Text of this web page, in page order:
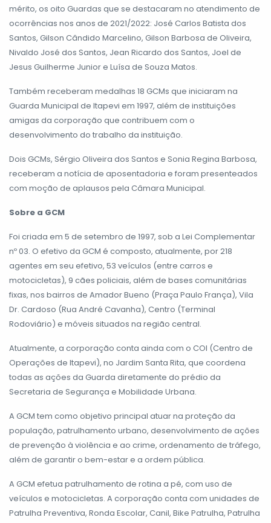
mérito, os oito Guardas que se destacaram no atendimento de
ocorrências nos anos de 2021/2022: José Carlos Batista dos
Santos, Gilson Cândido Marcelino, Gilson Barbosa de Oliveira,
Nivaldo José dos Santos, Jean Ricardo dos Santos, Joel de
Jesus Guilherme Junior e Luísa de Souza Matos.
Também receberam medalhas 18 GCMs que iniciaram na
Guarda Municipal de Itapevi em 1997, além de instituições
amigas da corporação que contribuem com o
desenvolvimento do trabalho da instituição.
Dois GCMs, Sérgio Oliveira dos Santos e Sonia Regina Barbosa,
receberam a notícia de aposentadoria e foram presenteados
com moção de aplausos pela Câmara Municipal.
Sobre a GCM
Foi criada em 5 de setembro de 1997, sob a Lei Complementar
nº 03. O efetivo da GCM é composto, atualmente, por 218
agentes em seu efetivo, 53 veículos (entre carros e
motocicletas), 9 cães policiais, além de bases comunitárias
fixas, nos bairros de Amador Bueno (Praça Paulo França), Vila
Dr. Cardoso (Rua André Cavanha), Centro (Terminal
Rodoviário) e móveis situados na região central.
Atualmente, a corporação conta ainda com o COI (Centro de
Operações de Itapevi), no Jardim Santa Rita, que coordena
todas as ações da Guarda diretamente do prédio da
Secretaria de Segurança e Mobilidade Urbana.
A GCM tem como objetivo principal atuar na proteção da
população, patrulhamento urbano, desenvolvimento de ações
de prevenção à violência e ao crime, ordenamento de tráfego,
além de garantir o bem-estar e a ordem pública.
A GCM efetua patrulhamento de rotina a pé, com uso de
veículos e motocicletas. A corporação conta com unidades de
Patrulha Preventiva, Ronda Escolar, Canil, Bike Patrulha, Patrulha